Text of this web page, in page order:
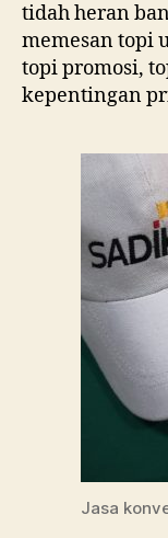
tidah heran
memesan topi
topi promosi,
kepentingan
Jasa